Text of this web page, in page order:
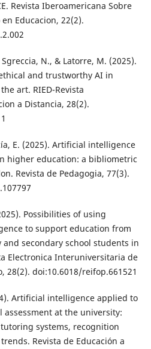
Revista Iberoamericana Sobre
Educacion, 22(2).
N., & Latorre, M. (2025).
and trustworthy AI in
art. RIED-Revista
a Distancia, 28(2).
E. (2025). Artificial intelligence
higher education: a bibliometric
Revista de Pedagogia, 77(3).
Possibilities of using
to support education from
secondary school students in
Electronica Interuniversitaria de
28(2). doi:10.6018/reifop.661521
Artificial intelligence applied to
at the university:
systems, recognition
Revista de Educación a